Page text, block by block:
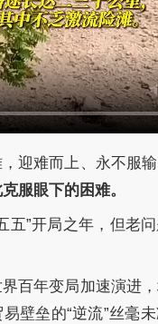
迎难而上、永不服
服眼下的困难。
五”开局之年，但老
百年变局加速演进
壁垒的“逆流”丝毫